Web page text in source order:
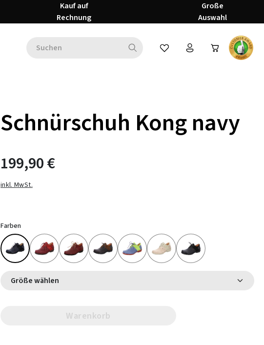
Kauf auf
Rechnung
Große
Auswahl
Du hast 0 Produkte auf dem
Schnürschuh Kong navy
199,90 €
inkl. MwSt.
Farben
Größe wählen
Warenkorb